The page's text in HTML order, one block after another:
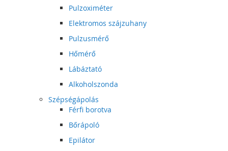
Pulzoximéter
Elektromos szájzuhany
Pulzusmérő
Hőmérő
Lábáztató
Alkoholszonda
Szépségápolás
Férfi borotva
Bőrápoló
Epilátor